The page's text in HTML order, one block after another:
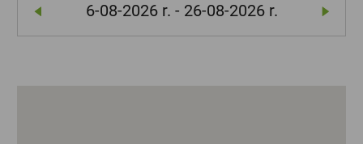
6-08-2026 r. - 26-08-2026 r.